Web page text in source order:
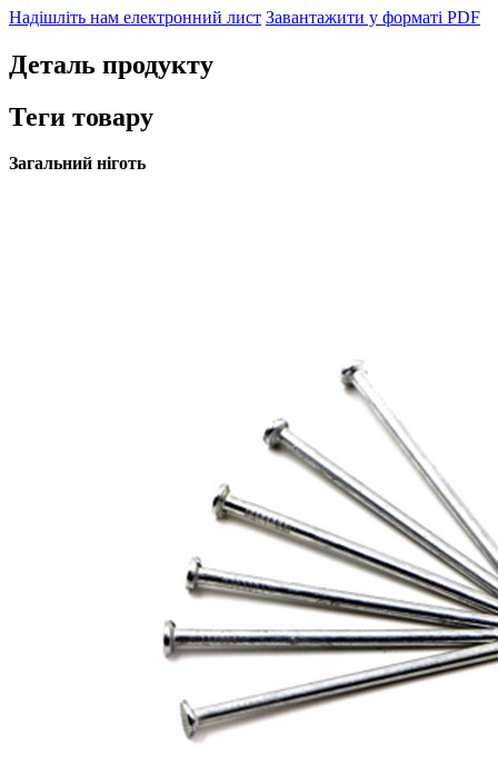
Надішліть нам електронний лист Завантажити у форматі PDF
Деталь продукту
Теги товару
Загальний ніготь